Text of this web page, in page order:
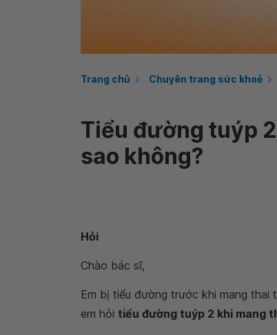
Trang chủ Chuyên trang sức khoẻ
Tiểu đường tuýp
sao không?
Hỏi
Chào bác sĩ,
Em bị tiểu đường trước khi mang thai
em hỏi tiểu đường tuýp 2 khi mang